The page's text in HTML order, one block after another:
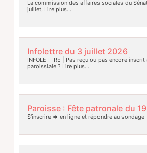
La commission des affaires sociales du
juillet, Lire plus…
Infolettre du 3 juillet 2026
INFOLETTRE | Pas reçu ou pas encore inscrit
paroissiale ? Lire plus…
Paroisse : Fête patronale du
S’inscrire => en ligne et répondre au sondage